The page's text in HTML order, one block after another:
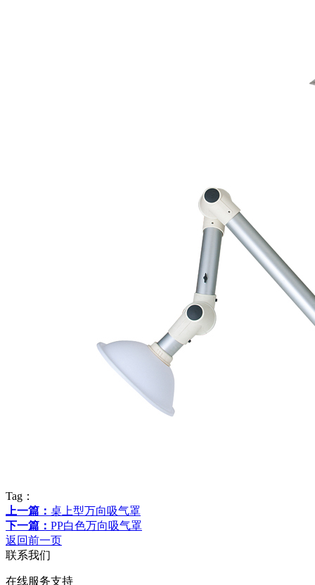
Tag：
上一篇： 桌上型万向吸气罩
下一篇： PP白色万向吸气罩
返回前一页
联系我们
在线服务支持